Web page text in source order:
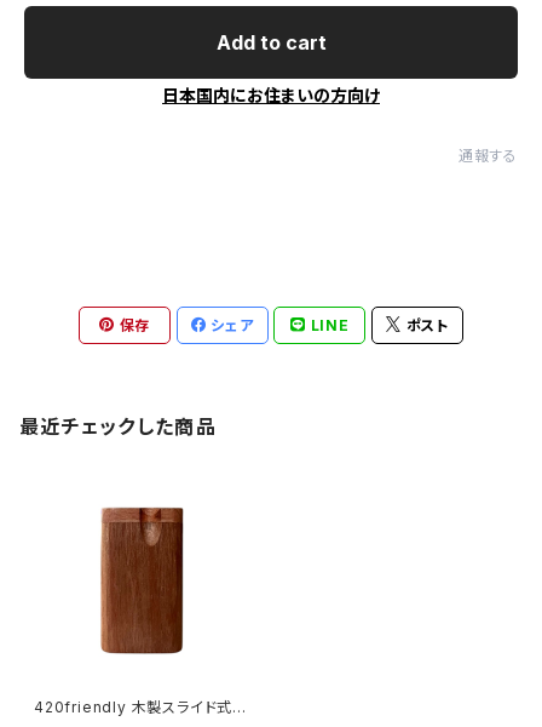
Add to cart
日本国内にお住まいの方向け
通報する
保存 シェア LINE ポスト
最近チェックした商品
420friendly 木製スライド式D